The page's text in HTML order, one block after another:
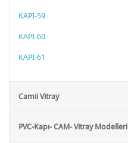
KAPI-59
KAPI-60
KAPI-61
Camii Vitray
PVC-Kapı- CAM- Vitray Modelleri